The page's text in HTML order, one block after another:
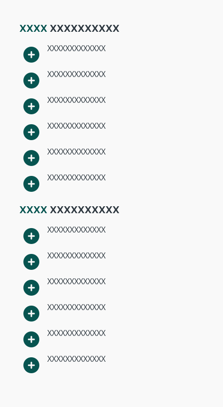
XXXX XXXXXXXXXX
XXXXXXXXXXXXX
XXXXXXXXXXXXX
XXXXXXXXXXXXX
XXXXXXXXXXXXX
XXXXXXXXXXXXX
XXXXXXXXXXXXX
XXXX XXXXXXXXXX
XXXXXXXXXXXXX
XXXXXXXXXXXXX
XXXXXXXXXXXXX
XXXXXXXXXXXXX
XXXXXXXXXXXXX
XXXXXXXXXXXXX